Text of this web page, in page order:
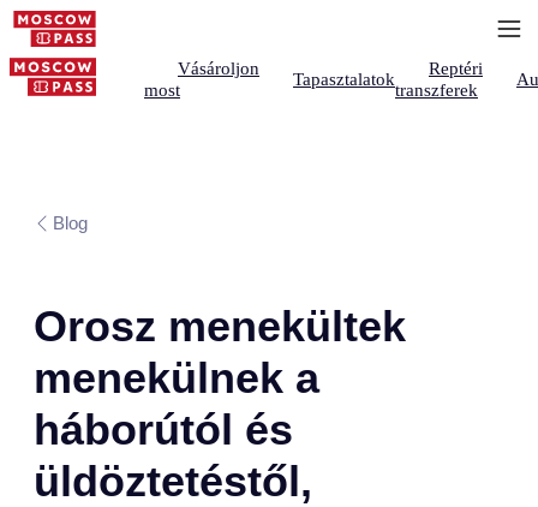
Vásároljon
most
Tapasztalatok
Reptéri
transzferek
Blog
Orosz menekültek
menekülnek a
háborútól és
üldöztetéstől,